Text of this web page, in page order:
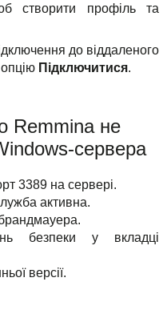
створити профіль та
до віддаленого
Підключитися.
Remmina не
сервера
3389 на сервері.
активна.
безпеки у вкладці
версії.